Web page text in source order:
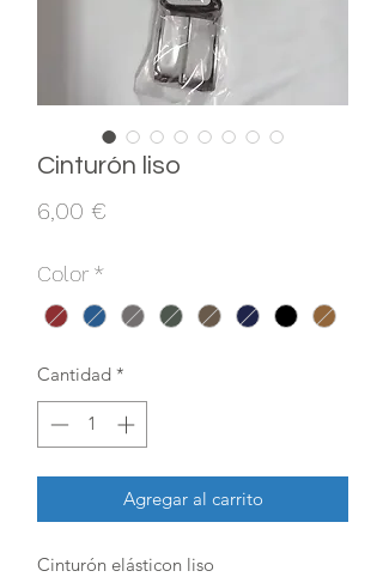
Cinturón liso
6,00 €
Color *
Cantidad *
Agregar al carrito
Cinturón elásticon liso